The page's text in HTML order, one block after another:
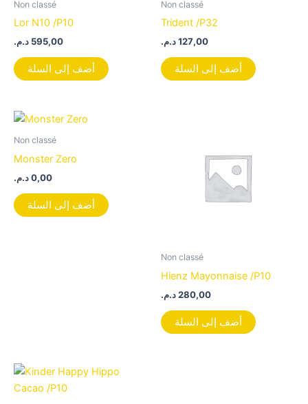
Non classé
Lor N10 /P10
595,00 د.م.
أضف إلى السلة
Non classé
Trident /P32
127,00د.م.
أضف إلى السلة
Non classé
Monster Zero
0,00د.م.
أضف إلى السلة
Non classé
Hienz Mayonnaise /P10
280,00د.م.
أضف إلى السلة